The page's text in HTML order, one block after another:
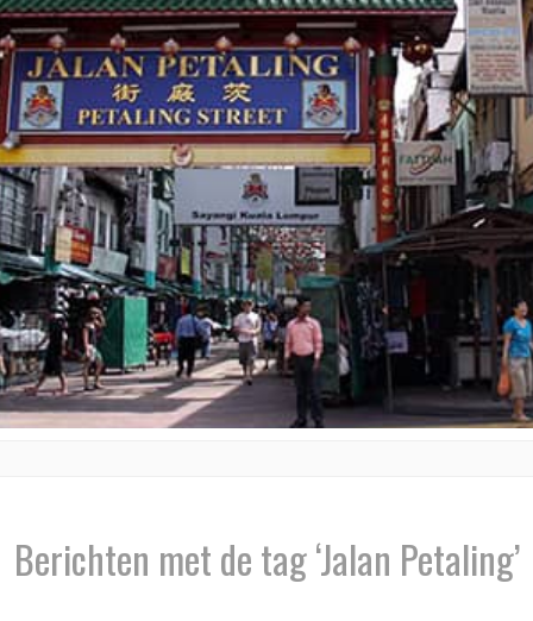
Berichten met de tag ‘Jalan Petaling’